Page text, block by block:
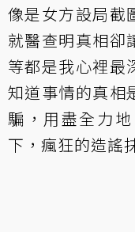
像是女方設局截
就醫查明真相卻
等都是我心裡最
知道事情的真相
騙，用盡全力
下，瘋狂的造謠